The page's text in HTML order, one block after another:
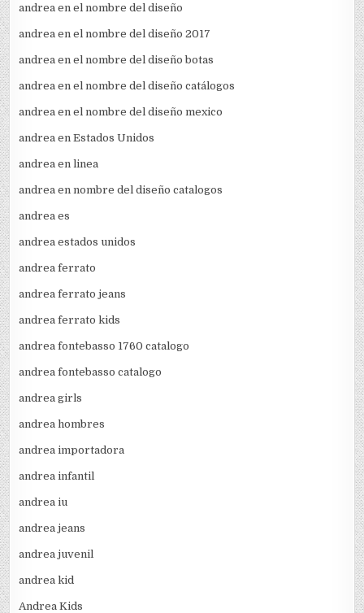
andrea en el nombre del diseño
andrea en el nombre del diseño 2017
andrea en el nombre del diseño botas
andrea en el nombre del diseño catálogos
andrea en el nombre del diseño mexico
andrea en Estados Unidos
andrea en linea
andrea en nombre del diseño catalogos
andrea es
andrea estados unidos
andrea ferrato
andrea ferrato jeans
andrea ferrato kids
andrea fontebasso 1760 catalogo
andrea fontebasso catalogo
andrea girls
andrea hombres
andrea importadora
andrea infantil
andrea iu
andrea jeans
andrea juvenil
andrea kid
Andrea Kids